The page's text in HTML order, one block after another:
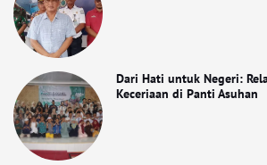
Dari Hati untuk Negeri:
Keceriaan di Panti Asuhan